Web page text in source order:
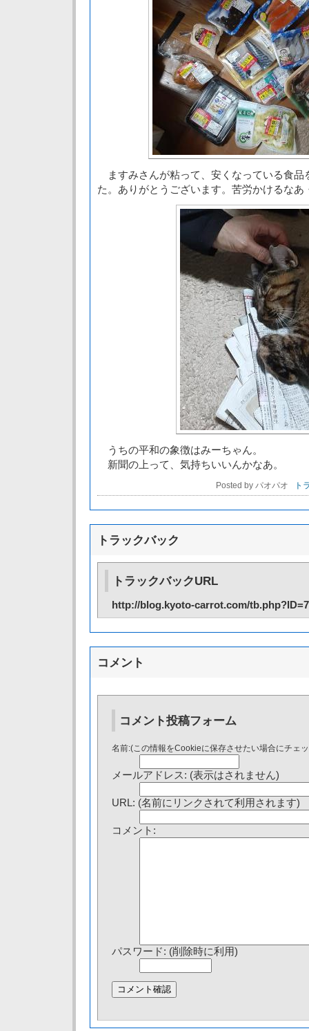
ますみさんが粘って、安くなっている食品
た。ありがとうございます。苦労かけるなあ
うちの平和の象徴はみーちゃん。
新聞の上って、気持ちいいんかなあ。
Posted by パオパオ ト
トラックバック
トラックバックURL
http://blog.kyoto-carrot.com/
コメント
コメント投稿フォーム
名前:(この情報をCookieに保存させたい場合にチェ
メールアドレス: (表示はされません)
URL: (名前にリンクされて利用されます)
コメント:
パスワード: (削除時に利用)